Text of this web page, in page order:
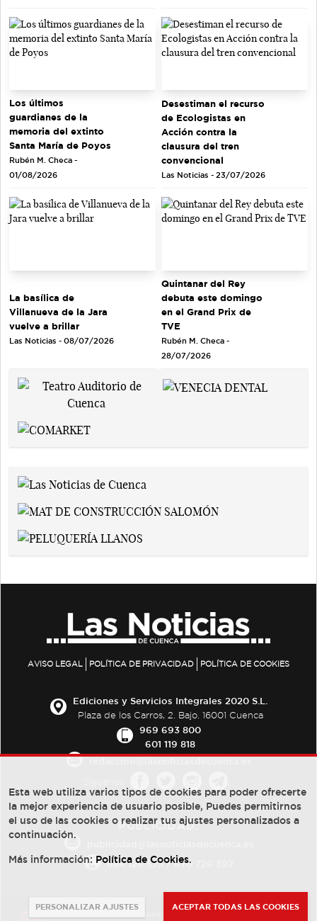
Los últimos
guardianes de la
memoria del extinto
Santa María de Poyos
Rubén M. Checa -
01/08/2026
Desestiman el recurso
de Ecologistas en
Acción contra la
clausura del tren
convencional
Las Noticias - 23/07/2026
La basílica de
Villanueva de la Jara
vuelve a brillar
Las Noticias - 08/07/2026
Quintanar del Rey
debuta este domingo
en el Grand Prix de
TVE
Rubén M. Checa -
28/07/2026
AVISO LEGAL POLÍTICA DE PRIVACIDAD POLÍTICA DE COOKIES
Ediciones y Servicios Integrales 2020 S.L.
Plaza de los Carros, 2. Bajo. 16001 Cuenca
969 693 800
601 119 818
PUBLICIDAD:
684 126 573/670 726 392
Esta web utiliza varios tipos de cookies para poder ofrecerte
la mejor experiencia de usuario posible, Puedes permitirnos
el uso de las cookies o realizar tus ajustes personalizados a
continuación.
Más información: Política de Cookies.
PERSONALIZAR AJUSTES ACEPTAR TODAS LAS COOKIES